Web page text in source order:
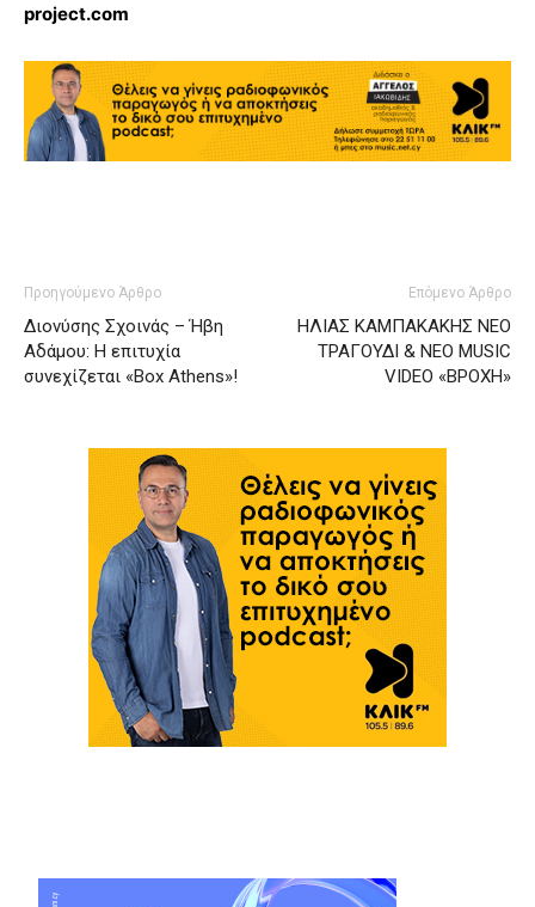
project.com
Προηγούμενο Άρθρο
Διονύσης Σχοινάς – Ήβη
Αδάμου: Η επιτυχία
συνεχίζεται «Box Athens»!
Επόμενο Άρθρο
ΗΛΙΑΣ ΚΑΜΠΑΚΑΚΗΣ ΝΕΟ
ΤΡΑΓΟΥΔΙ & ΝΕΟ MUSIC
VIDEO «ΒΡΟΧΗ»